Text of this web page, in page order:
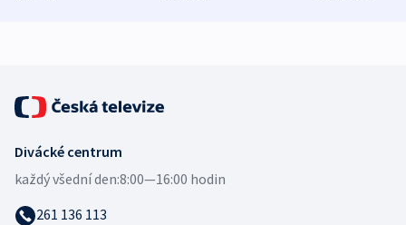
Divácké centrum
každý všední den:8:00—16:00 hodin
261 136 113